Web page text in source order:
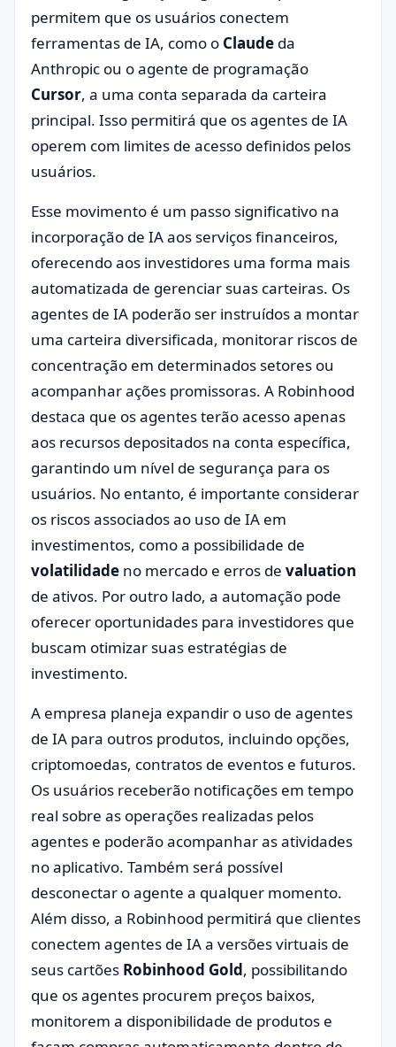
permitem que os usuários conectem
ferramentas de IA, como o Claude da
Anthropic ou o agente de programação
Cursor, a uma conta separada da carteira
principal. Isso permitirá que os agentes de IA
operem com limites de acesso definidos pelos
usuários.
Esse movimento é um passo significativo na
incorporação de IA aos serviços financeiros,
oferecendo aos investidores uma forma mais
automatizada de gerenciar suas carteiras. Os
agentes de IA poderão ser instruídos a montar
uma carteira diversificada, monitorar riscos de
concentração em determinados setores ou
acompanhar ações promissoras. A Robinhood
destaca que os agentes terão acesso apenas
aos recursos depositados na conta específica,
garantindo um nível de segurança para os
usuários. No entanto, é importante considerar
os riscos associados ao uso de IA em
investimentos, como a possibilidade de
volatilidade no mercado e erros de valuation
de ativos. Por outro lado, a automação pode
oferecer oportunidades para investidores que
buscam otimizar suas estratégias de
investimento.
A empresa planeja expandir o uso de agentes
de IA para outros produtos, incluindo opções,
criptomoedas, contratos de eventos e futuros.
Os usuários receberão notificações em tempo
real sobre as operações realizadas pelos
agentes e poderão acompanhar as atividades
no aplicativo. Também será possível
desconectar o agente a qualquer momento.
Além disso, a Robinhood permitirá que clientes
conectem agentes de IA a versões virtuais de
seus cartões Robinhood Gold, possibilitando
que os agentes procurem preços baixos,
monitorem a disponibilidade de produtos e